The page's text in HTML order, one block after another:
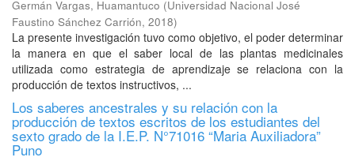
Germán Vargas, Huamantuco (Universidad Nacional José
Faustino Sánchez Carrión, 2018)
La presente investigación tuvo como objetivo, el poder determinar
la manera en que el saber local de las plantas medicinales
utilizada como estrategia de aprendizaje se relaciona con la
producción de textos instructivos, ...
Los saberes ancestrales y su relación con la
producción de textos escritos de los estudiantes del
sexto grado de la I.E.P. N°71016 “Maria Auxiliadora”
Puno